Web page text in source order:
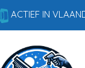
ACTIEF IN